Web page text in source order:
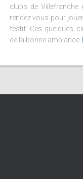
clubs de Villefranche
rendez vous pour
festif. Ces quelques
de la bonne ambiance